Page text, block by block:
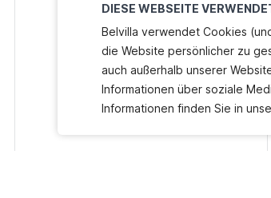
DIESE WEBSEITE
Belvilla verwendet Cookies
die Website persönlicher zu
auch außerhalb unserer
Informationen über soziale
Informationen finden Sie in